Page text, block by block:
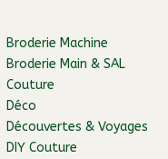
Broderie Machine
Broderie Main & SAL
Couture
Déco
Découvertes & Voyages
DIY Couture